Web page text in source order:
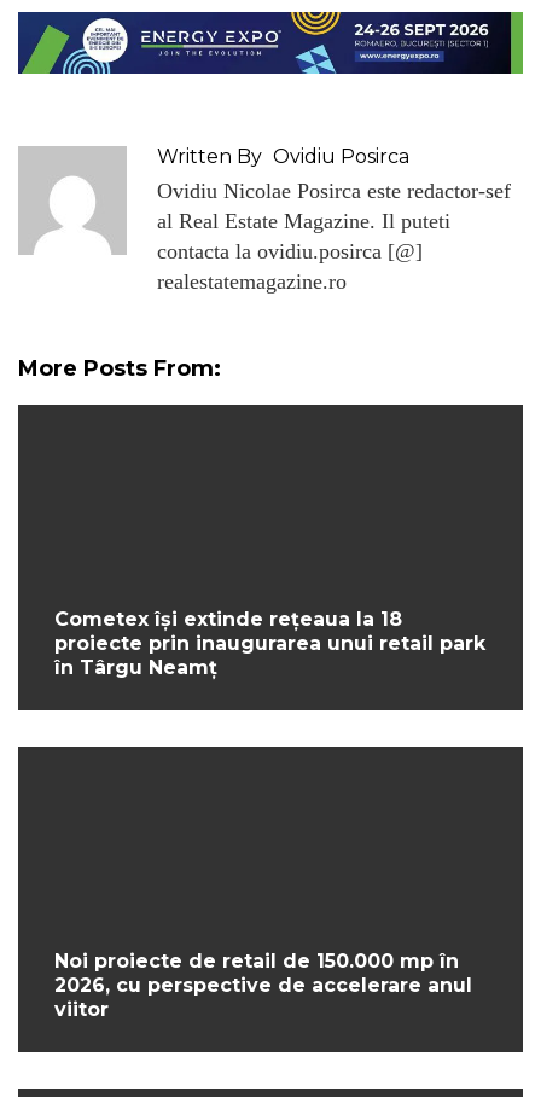
Written By Ovidiu Posirca
Ovidiu Nicolae Posirca este redactor-sef
al Real Estate Magazine. Il puteti
contacta la ovidiu.posirca [@]
realestatemagazine.ro
More Posts From:
Cometex își extinde rețeaua la 18
proiecte prin inaugurarea unui retail park
în Târgu Neamț
Noi proiecte de retail de 150.000 mp în
2026, cu perspective de accelerare anul
viitor